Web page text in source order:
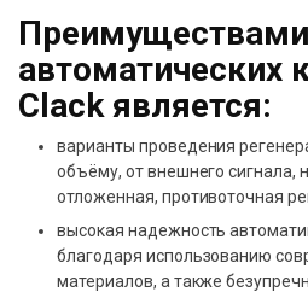
Преимуществами
автоматических
Clack является:
варианты проведения
объёму, от внешнего сигнала,
отложенная, противоточная
высокая надежность
благодаря использованию
материалов, а также